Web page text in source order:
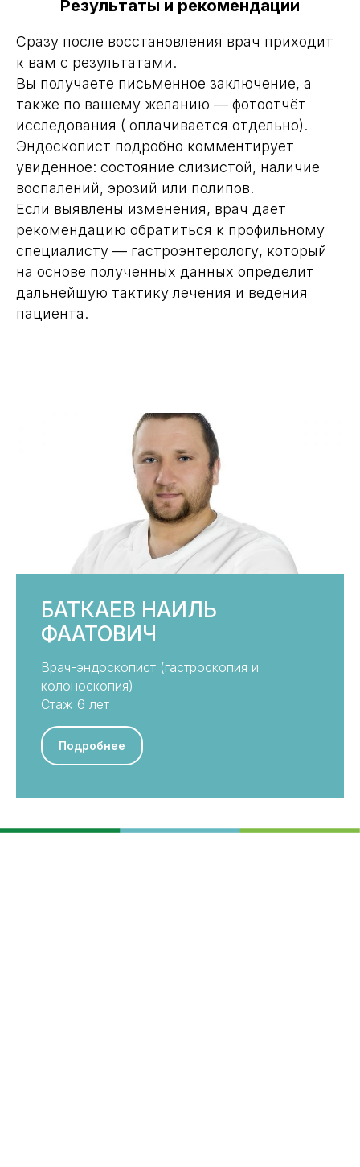
Результаты и рекомендации
Сразу после восстановления врач приходит
к вам с результатами.
Вы получаете письменное заключение, а
также по вашему желанию — фотоотчёт
исследования ( оплачивается отдельно).
Эндоскопист подробно комментирует
увиденное: состояние слизистой, наличие
воспалений, эрозий или полипов.
Если выявлены изменения, врач даёт
рекомендацию обратиться к профильному
специалисту — гастроэнтерологу, который
на основе полученных данных определит
дальнейшую тактику лечения и ведения
пациента.
БАТКАЕВ НАИЛЬ
ФААТОВИЧ
Врач-эндоскопист (гастроскопия и
колоноскопия)
Стаж 6 лет
Подробнее